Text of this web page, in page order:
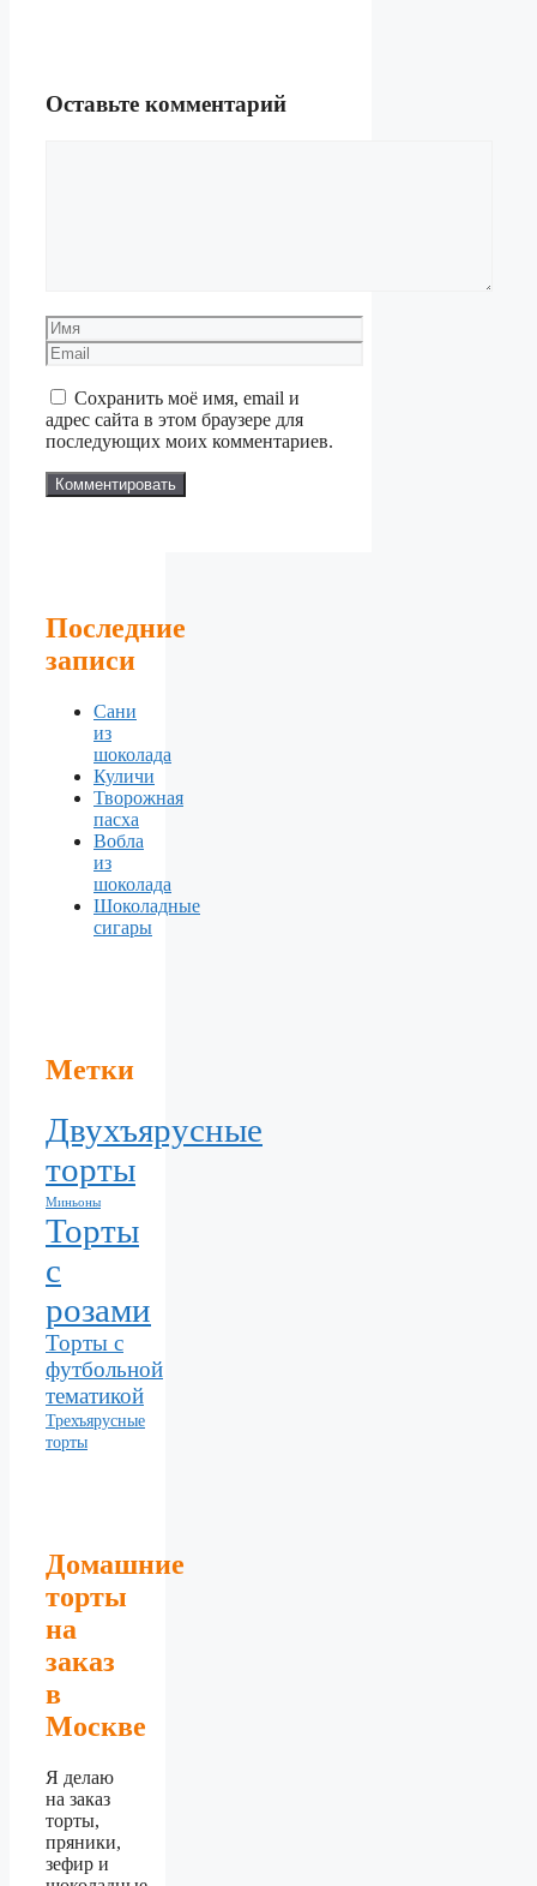
Оставьте комментарий
Имя
Email
Сохранить моё имя, email и
адрес сайта в этом браузере для
последующих моих комментариев.
Последние
записи
Сани
из
шоколада
Куличи
Творожная
пасха
Вобла
из
шоколада
Шоколадные
сигары
Метки
Двухъярусные
торты
Миньоны
Торты
с
розами
Торты с
футбольной
тематикой
Трехъярусные
торты
Домашние
торты
на
заказ
в
Москве
Я делаю
на заказ
торты,
пряники,
зефир и